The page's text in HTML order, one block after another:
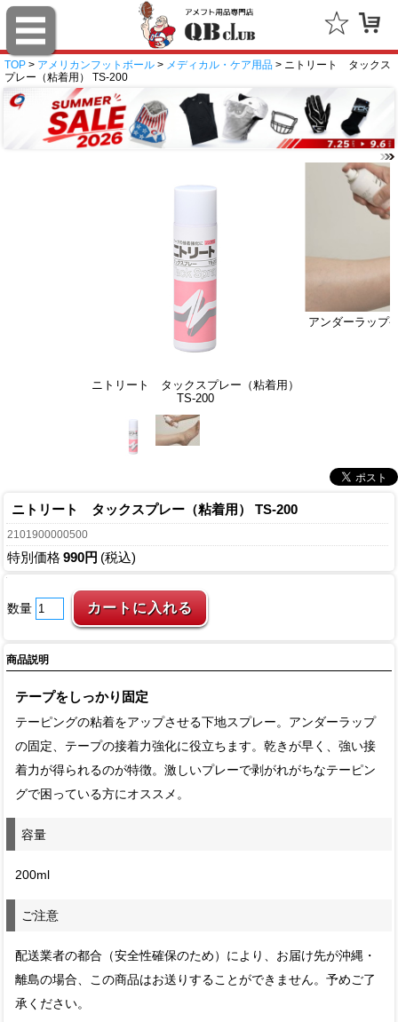
TOP > アメリカンフットボール > メディカル・ケア用品 > ニトリート タックス
プレー（粘着用） TS-200
ニトリート タックスプレー（粘着用）
TS-200
アンダーラップ
ニトリート タックスプレー（粘着用） TS-200
2101900000500
特別価格 990円 (税込)
数量
商品説明
テープをしっかり固定
テーピングの粘着をアップさせる下地スプレー。アンダーラップ
の固定、テープの接着力強化に役立ちます。乾きが早く、強い接
着力が得られるのが特徴。激しいプレーで剥がれがちなテーピン
グで困っている方にオススメ。
容量
200ml
ご注意
配送業者の都合（安全性確保のため）により、お届け先が沖縄・
離島の場合、この商品はお送りすることができません。予めご了
承ください。